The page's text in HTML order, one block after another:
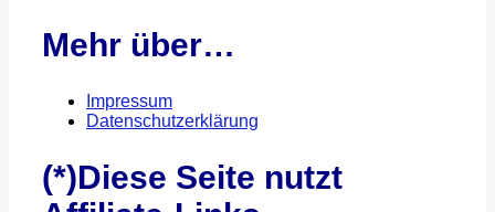
Mehr über…
Impressum
Datenschutzerklärung
(*)Diese Seite nutzt